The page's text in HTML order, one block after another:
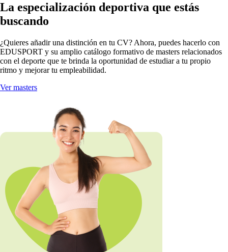
La especialización deportiva que estás
buscando
¿Quieres añadir una distinción en tu CV? Ahora, puedes hacerlo con
EDUSPORT y su amplio catálogo formativo de masters relacionados
con el deporte que te brinda la oportunidad de estudiar a tu propio
ritmo y mejorar tu empleabilidad.
Ver masters